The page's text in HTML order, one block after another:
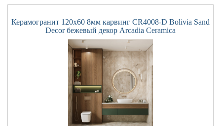
Керамогранит 120x60 8мм карвинг CR4008-D Bolivia Sand
Decor бежевый декор Arcadia Ceramica